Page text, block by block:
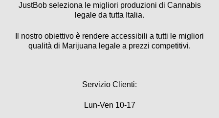
JustBob seleziona le migliori produzioni di Cannabis
legale da tutta Italia.
Il nostro obiettivo è rendere accessibili a tutti le migliori
qualità di Marijuana legale a prezzi competitivi.
Servizio Clienti:
Lun-Ven 10-17